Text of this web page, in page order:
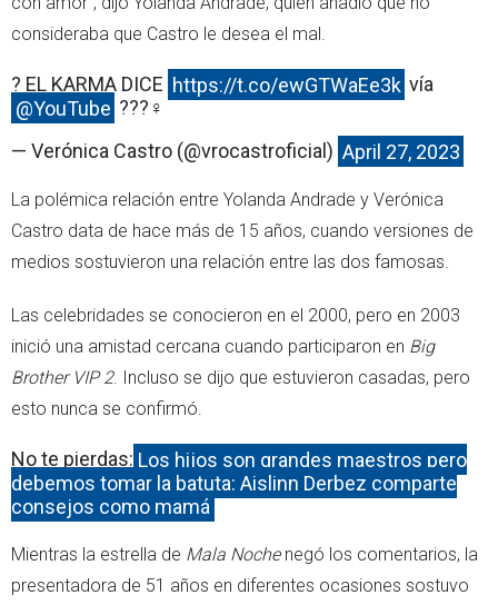
consideraba que Castro le desea el mal.
? EL KARMA DICE https://t.co/ewGTWaEe3k vía
@YouTube ???‍♀️
— Verónica Castro (@vrocastroficial) April 27, 2023
La polémica relación entre Yolanda Andrade y Verónica
Castro data de hace más de 15 años, cuando versiones de
medios sostuvieron una relación entre las dos famosas.
Las celebridades se conocieron en el 2000, pero en 2003
inició una amistad cercana cuando participaron en Big
Brother VIP 2. Incluso se dijo que estuvieron casadas, pero
esto nunca se confirmó.
No te pierdas: Los hijos son grandes maestros pero
debemos tomar la batuta: Aislinn Derbez comparte
consejos como mamá
Mientras la estrella de Mala Nochenegó los comentarios, la
presentadora de 51 años en diferentes ocasiones sostuvo